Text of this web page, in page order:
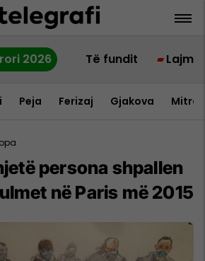
2026 Të fundit Lajme
Peja Ferizaj Gjakova
persona shpallen
në Paris më 2015